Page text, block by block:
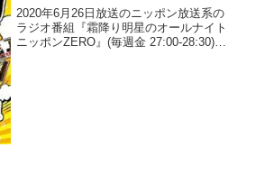
ことに「あまりにも出過ぎた、も
う街歩けねぇ」
2020年6月26日放送のニッポン放送系の
ラジオ番組『霜降り明星のオールナイト
ニッポンZERO』(毎週金 27:00-28:30)に